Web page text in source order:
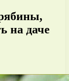
на даче